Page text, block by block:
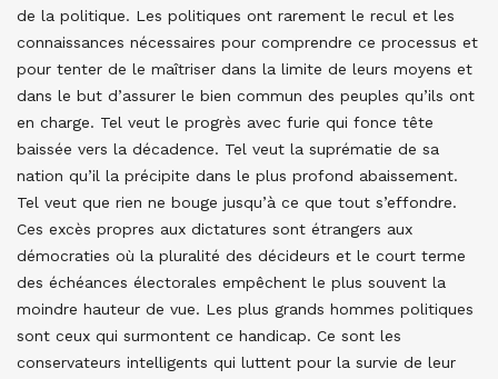
de la politique. Les politiques ont rarement le recul et les
connaissances nécessaires pour comprendre ce processus et
pour tenter de le maîtriser dans la limite de leurs moyens et
dans le but d’assurer le bien commun des peuples qu’ils ont
en charge. Tel veut le progrès avec furie qui fonce tête
baissée vers la décadence. Tel veut la suprématie de sa
nation qu’il la précipite dans le plus profond abaissement.
Tel veut que rien ne bouge jusqu’à ce que tout s’effondre.
Ces excès propres aux dictatures sont étrangers aux
démocraties où la pluralité des décideurs et le court terme
des échéances électorales empêchent le plus souvent la
moindre hauteur de vue. Les plus grands hommes politiques
sont ceux qui surmontent ce handicap. Ce sont les
conservateurs intelligents qui luttent pour la survie de leur